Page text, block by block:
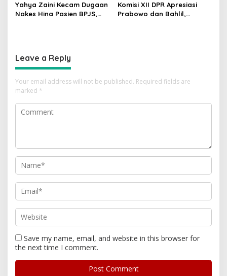
Yahya Zaini Kecam Dugaan
Nakes Hina Pasien BPJS,
Komisi XII DPR Apresiasi
Prabowo dan Bahlil,
Leave a Reply
Your email address will not be published. Required fields are
marked *
Save my name, email, and website in this browser for
the next time I comment.